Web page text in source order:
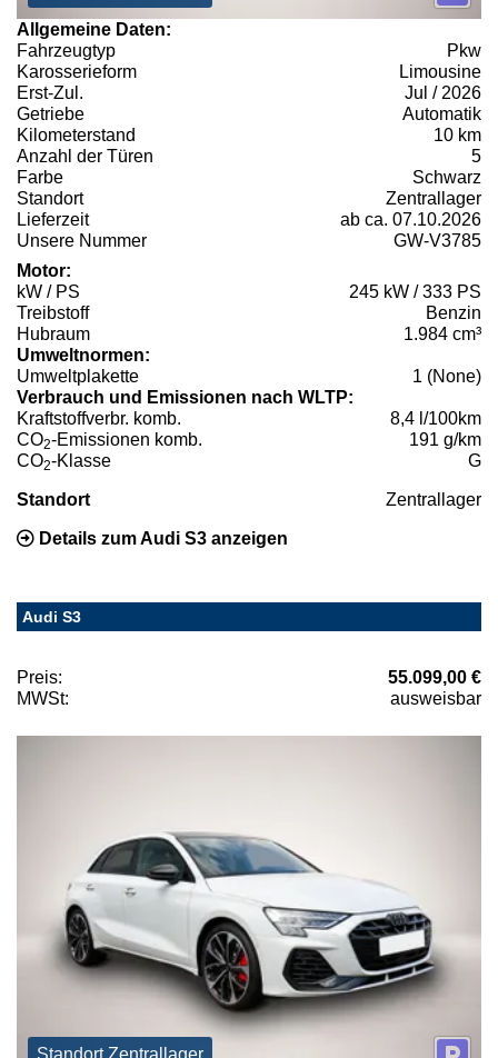
Allgemeine Daten:
Fahrzeugtyp
Pkw
Karosserieform
Limousine
Erst-Zul.
Jul / 2026
Getriebe
Automatik
Kilometerstand
10 km
Anzahl der Türen
5
Farbe
Schwarz
Standort
Zentrallager
Lieferzeit
ab ca. 07.10.2026
Unsere Nummer
GW-V3785
Motor:
kW / PS
245 kW / 333 PS
Treibstoff
Benzin
Hubraum
1.984 cm³
Umweltnormen:
Umweltplakette
1 (None)
Verbrauch und Emissionen nach WLTP:
Kraftstoffverbr. komb.
8,4 l/100km
CO2-Emissionen komb.
191 g/km
CO2-Klasse G
Standort Zentrallager
Details zum Audi S3 anzeigen
Audi S3
Preis:
55.099,00 €
MWSt:
ausweisbar
Standort Zentrallager